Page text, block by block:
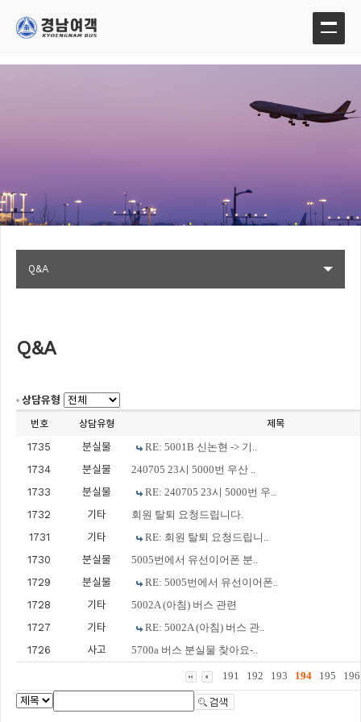
Q&A
Q&A
상담유형
번호 상담유형 제목
1735 분실물
RE: 5001B 신논현 -> 기..
1734
분실물
240705 23시 5000번 우산 ..
1733
분실물
RE: 240705 23시 5000번 우..
1732
기타
회원 탈퇴 요청드립니다.
1731
기타
RE: 회원 탈퇴 요청드립니..
1730
분실물
5005번에서 유선이어폰 분..
1729
분실물
RE: 5005번에서 유선이어폰..
1728
기타
5002A (아침) 버스 관련
1727
기타
RE: 5002A (아침) 버스 관..
1726
사고 5700a 버스 분실물 찾아요-..
191 192 193 194 195 196